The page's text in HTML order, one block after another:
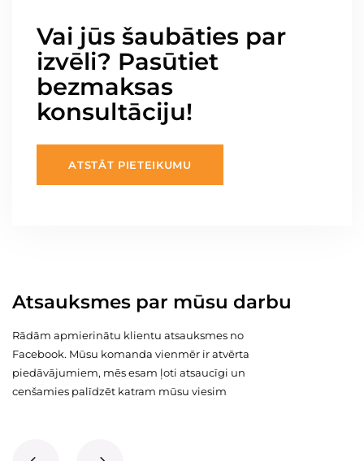
Vai jūs šaubāties par
izvēli? Pasūtiet
bezmaksas
konsultāciju!
ATSTĀT PIETEIKUMU
Atsauksmes par mūsu darbu
Rādām apmierinātu klientu atsauksmes no
Facebook. Mūsu komanda vienmēr ir atvērta
piedāvājumiem, mēs esam ļoti atsaucīgi un
cenšamies palīdzēt katram mūsu viesim